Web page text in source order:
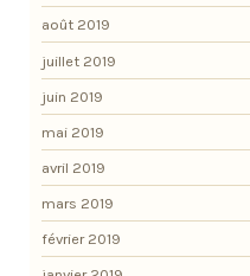
août 2019
juillet 2019
juin 2019
mai 2019
avril 2019
mars 2019
février 2019